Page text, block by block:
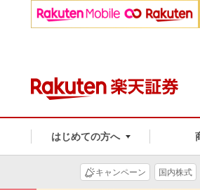
はじめての方へ
キャンペーン 国内株式